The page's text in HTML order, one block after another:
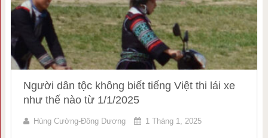
Người dân tộc không biết tiếng Việt thi lái xe
như thế nào từ 1/1/2025
Hùng Cường-Đông Dương 1 Tháng 1, 2025